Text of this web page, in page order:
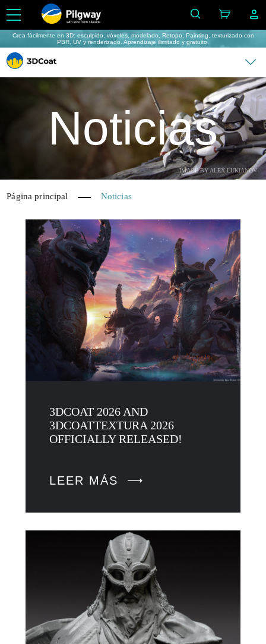
with love from Ukraine
Crea fácilmente en 3D: esculpido, vóxeles, modelado, Retopo, Painting, texturizado con
PBR, UV y renderizado. Aprendizaje ilimitado y gratuito.
IMAGE BY ALEX LUKIANOV
Noticias
Página principal Noticias
3DCOAT 2026 AND
3DCOATTEXTURA 2026
OFFICIALLY RELEASED!
LEER MÁS